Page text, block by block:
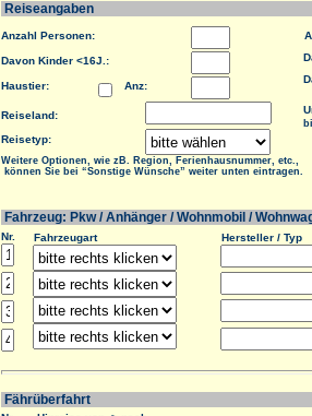
Reiseangaben
Anzahl Personen:
Davon Kinder <16J.:
Haustier:
Reiseland:
Reisetyp:
Anz:
Weitere Optionen, wie zB. Region, Ferienhausnummer, etc.,
können Sie bei “Sonstige Wünsche” weiter unten eintragen.
Fahrzeug: Pkw / Anhänger / Wohnmobil /
Nr. Fahrzeugart Hersteller / Typ
Fährüberfahrt